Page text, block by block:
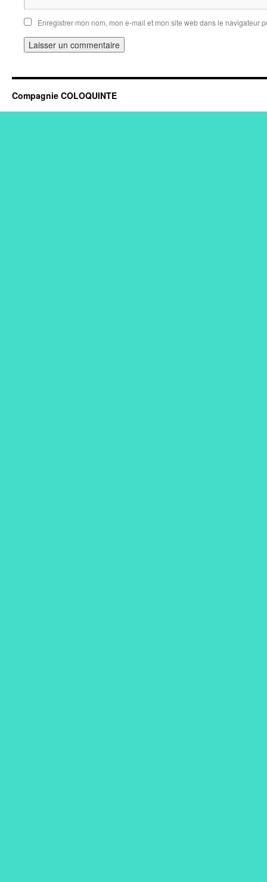
Enregistrer mon nom, mon e-mail et mon site web dans le navigateur
Compagnie COLOQUINTE